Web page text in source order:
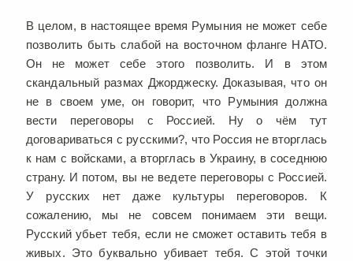
В целом, в настоящее время Румыния не может себе
позволить быть слабой на восточном фланге НАТО.
Он не может себе этого позволить. И в этом
скандальный размах Джорджеску. Доказывая, что он
не в своем уме, он говорит, что Румыния должна
вести переговоры с Россией. Ну о чём тут
договариваться с русскими?, что Россия не вторглась
к нам с войсками, а вторглась в Украину, в соседнюю
страну. И потом, вы не ведете переговоры с Россией.
У русских нет даже культуры переговоров. К
сожалению, мы не совсем понимаем эти вещи.
Русский убьет тебя, если не сможет оставить тебя в
живых. Это буквально убивает тебя. С этой точки